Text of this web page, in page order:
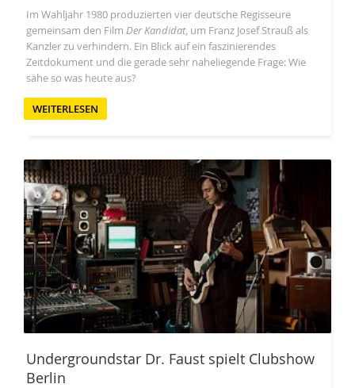
Im Wahljahr 1980 produzierten vier deutsche Regisseure
gemeinsam den Film Der Kandidat, um Franz Josef Strauß als
Kanzler zu verhindern. Ein Blick auf ein faszinierendes
Zeitdokument und die gerade sehr naheliegende Frage: Wie
sähe so was heute aus?
WEITERLESEN
Undergroundstar Dr. Faust spielt Clubshow
Berlin